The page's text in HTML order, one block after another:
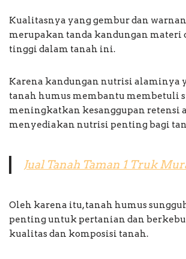
Kualitasnya yang gembur dan
merupakan tanda kandungan materi
tinggi dalam tanah ini.
Karena kandungan nutrisi alaminya
tanah humus membantu membetuli
meningkatkan kesanggupan retensi
menyediakan nutrisi penting bagi
Jual Tanah Taman 1 Truk
Oleh karena itu, tanah humus
penting untuk pertanian dan
kualitas dan komposisi tanah.